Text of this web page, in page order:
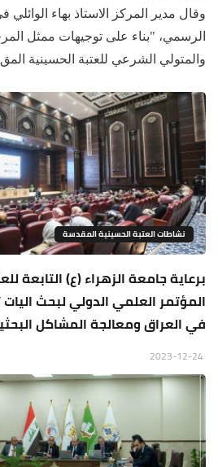
وقال مدير المركز الاستاذ بهاء
الرسمي، "بناء على توجيهات ممثل
والمتولي الشرعي للعتبة الحسينية
نشاطات العتبة الحسينية المقدسة
برعاية جامعة الزهراء (ع) التابعة
المؤتمر العلمي الدولي لبحث
في العراق ومعالجة المشاكل